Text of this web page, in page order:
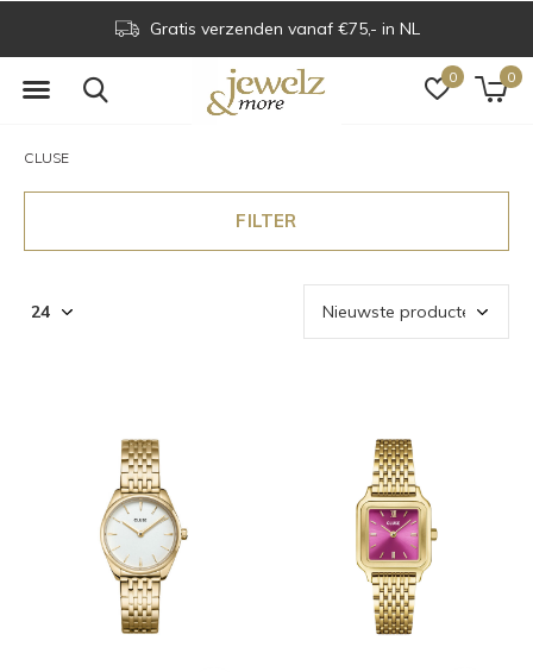
0 0
Voor 16.00 uur besteld is dezelfde dag verzonden
CLUSE
FILTER